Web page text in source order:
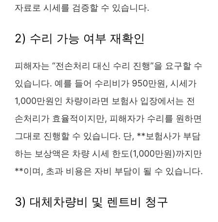
자료로 시세를 검증할 수 있습니다.
2) 수리 가능 여부 재확인
피해자는 “전손처리 대신 수리 진행”을 요구할 수
있습니다. 예를 들어 수리비가 950만원, 시세가
1,000만원인 차량이라면 보험사 입장에서는 전
손처리가 효율적이지만, 피해자가 수리를 원하면
그대로 진행할 수 있습니다. 단, **보험사가 부담
하는 보상액은 차량 시세 한도(1,000만원)까지만
**이며, 초과 비용은 자비 부담이 될 수 있습니다.
3) 대체차량비 및 렌트비 청구